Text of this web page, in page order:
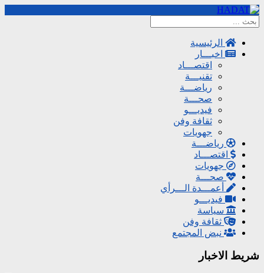
الرئيسية
اخبـــار
اقتصـــاد
تقنيـــة
رياضـــة
صحـــة
فيديـــو
ثقافة وفن
جهويات
رياضـــة
اقتصـــاد
جهويات
صحـــة
أعمـــدة الـــرأي
فيديـــو
سياسة
ثقافة وفن
نبض المجتمع
شريط الاخبار